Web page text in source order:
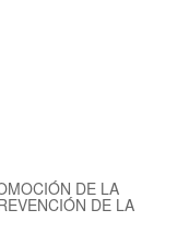
DE LA
DE LA